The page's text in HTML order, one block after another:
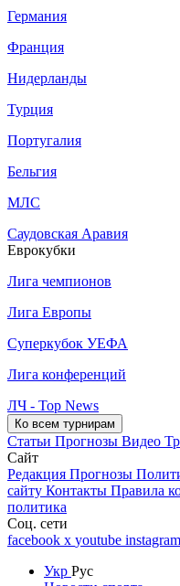
Германия
Франция
Нидерланды
Турция
Португалия
Бельгия
МЛС
Саудовская Аравия
Еврокубки
Лига чемпионов
Лига Европы
Суперкубок УЕФА
Лига конференций
ЛЧ - Top News
Ко всем турнирам
Статьи Прогнозы Видео
Сайт
Редакция Прогнозы
сайту Контакты Правила
политика
Соц. сети
facebook x youtube instagram
Укр Рус